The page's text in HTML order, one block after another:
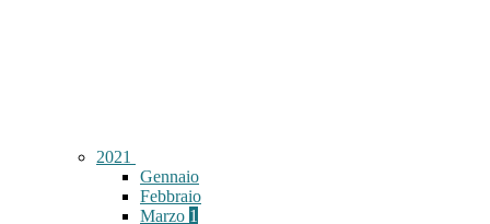
2021
Gennaio
Febbraio
Marzo 1